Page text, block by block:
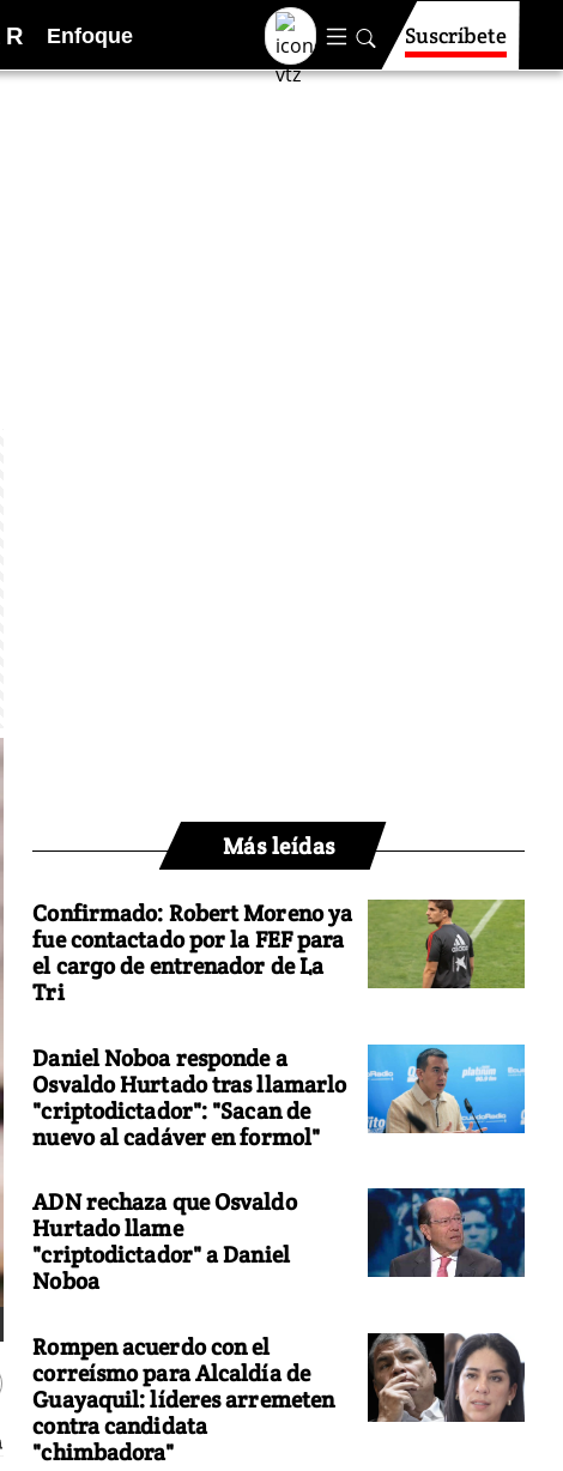
R Enfoque Suscríbete
Más leídas
Confirmado: Robert Moreno ya
fue contactado por la FEF para
el cargo de entrenador de La
Tri
Daniel Noboa responde a
Osvaldo Hurtado tras llamarlo
"criptodictador": "Sacan de
nuevo al cadáver en formol"
ADN rechaza que Osvaldo
Hurtado llame
"criptodictador" a Daniel
Noboa
Rompen acuerdo con el
correísmo para Alcaldía de
Guayaquil: líderes arremeten
contra candidata
"chimbadora"